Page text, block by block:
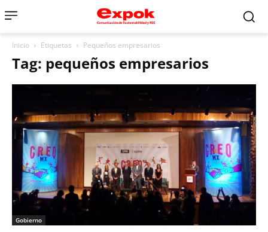
Inicio Etiquetas Pequeños empresarios
Tag: pequeños empresarios
Gobierno